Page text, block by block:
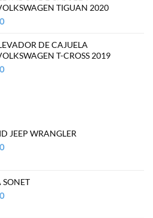
TIGUAN 2020
Current
is:
$589,00.
DE CAJUELA
T-CROSS 2019
Current
JEEP WRANGLER
Current
$449,00.
SONET
Current